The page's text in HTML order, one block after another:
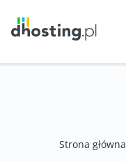
Strona główna